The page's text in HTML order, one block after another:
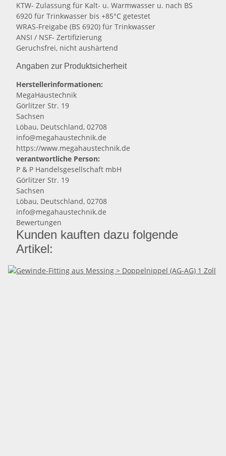
KTW- Zulassung für Kalt- u. Warmwasser u. nach BS
6920 für Trinkwasser bis +85°C getestet
WRAS-Freigabe (BS 6920) für Trinkwasser
ANSI / NSF- Zertifizierung
Geruchsfrei, nicht aushärtend
Angaben zur Produktsicherheit
Herstellerinformationen:
MegaHaustechnik
Görlitzer Str. 19
Sachsen
Löbau, Deutschland, 02708
info@megahaustechnik.de
https://www.megahaustechnik.de
verantwortliche Person:
P & P Handelsgesellschaft mbH
Görlitzer Str. 19
Sachsen
Löbau, Deutschland, 02708
info@megahaustechnik.de
Bewertungen
Kunden kauften dazu folgende
Artikel: